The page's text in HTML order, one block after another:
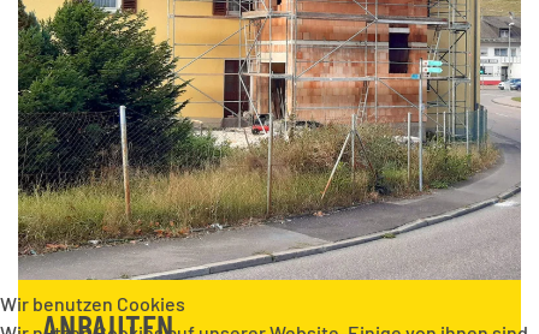
Wir benutzen Cookies